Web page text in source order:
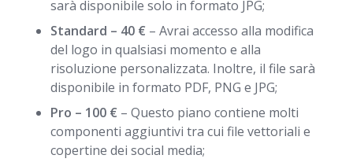
sarà disponibile solo in formato JPG;
Standard – 40 € – Avrai accesso alla modifica
del logo in qualsiasi momento e alla
risoluzione personalizzata. Inoltre, il file sarà
disponibile in formato PDF, PNG e JPG;
Pro – 100 € – Questo piano contiene molti
componenti aggiuntivi tra cui file vettoriali e
copertine dei social media;